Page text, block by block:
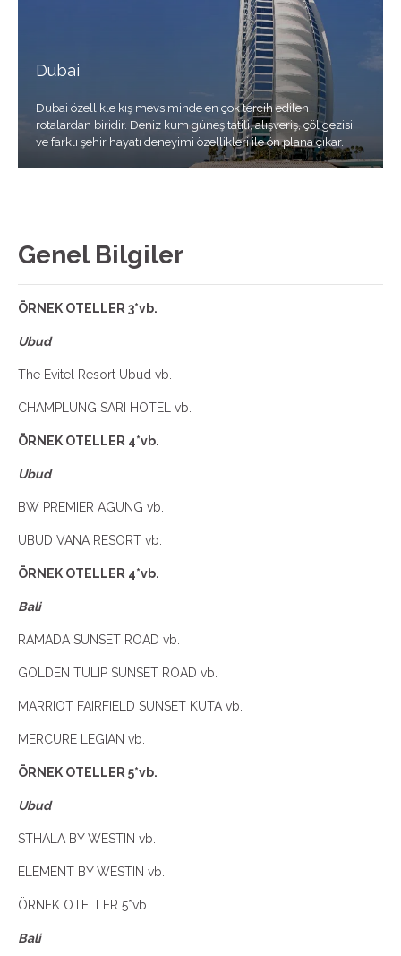
Dubai
Dubai özellikle kış mevsiminde en çok tercih edilen
rotalardan biridir. Deniz kum güneş tatili, alışveriş, çöl gezisi
ve farklı şehir hayatı deneyimi özellikleri ile ön plana çıkar.
Genel Bilgiler
ÖRNEK OTELLER 3*vb.
Ubud
The Evitel Resort Ubud vb.
CHAMPLUNG SARI HOTEL vb.
ÖRNEK OTELLER 4*vb.
Ubud
BW PREMIER AGUNG vb.
UBUD VANA RESORT vb.
ÖRNEK OTELLER 4*vb.
Bali
RAMADA SUNSET ROAD vb.
GOLDEN TULIP SUNSET ROAD vb.
MARRIOT FAIRFIELD SUNSET KUTA vb.
MERCURE LEGIAN vb.
ÖRNEK OTELLER 5*vb.
Ubud
STHALA BY WESTIN vb.
ELEMENT BY WESTIN vb.
ÖRNEK OTELLER 5*vb.
Bali